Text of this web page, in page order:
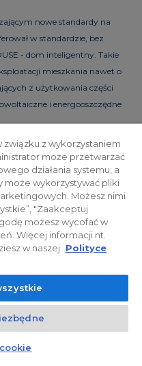
nowe standardy na
w standardzie, bez
- dom inteligentny. Takie
mieszkania nawet o
z użytkowania części
i energooszczędne
inwestorskie
Powyższa oferta i
mają charakter jedynie
jako ostateczne projekty
handlowej w rozumieniu art.
przepisów prawnych.
Czat z doradcą
z wykorzystaniem
może przetwarzać
działania systemu, a
wykorzystywać pliki
Możesz nimi
"Zaakceptuj
możesz wycofać w
Więcej informacji nt.
w naszej Polityce